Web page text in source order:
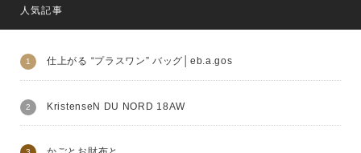
人気記事
仕上がる “プラスワン” バッグ│eb.a.gos
KristenseN DU NORD 18AW